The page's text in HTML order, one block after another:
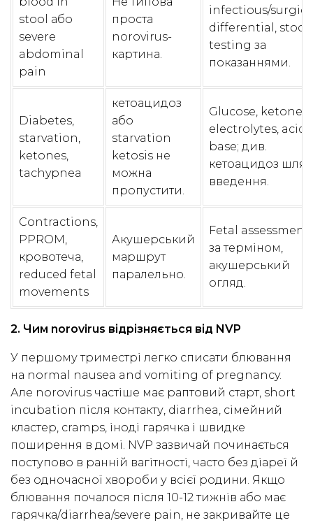
stool або
severe
abdominal
pain
проста
norovirus-
картина.
infectious/
differential, stool
testing за
показаннями.
Diabetes,
starvation,
ketones,
tachypnea
кетоацидоз
або
starvation
ketosis не
можна
пропустити.
Glucose, ketones,
electrolytes, acid-
base; див.
кетоацидоз шлях
введення.
Contractions,
PPROM,
кровотеча,
reduced fetal
movements
Акушерський
маршрут
паралельно.
Fetal assessment
за терміном,
акушерський
огляд.
2. Чим norovirus відрізняється від NVP
У першому триместрі легко списати блювання
на normal nausea and vomiting of pregnancy.
Але norovirus частіше має раптовий старт, short
incubation після контакту, diarrhea, сімейний
кластер, cramps, іноді гарячка і швидке
поширення в домі. NVP зазвичай починається
поступово в ранній вагітності, часто без діареї й
без одночасної хвороби у всієї родини. Якщо
блювання почалося після 10-12 тижнів або має
гарячка/diarrhea/severe pain, не закривайте це